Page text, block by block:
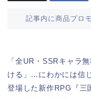
記事内に商品プロ
「全UR・SSRキャラ
ける」…にわかには信
登場した新作RPG『三